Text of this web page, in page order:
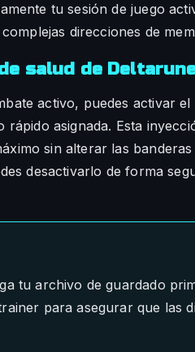
tu sesión de juego
direcciones de
salud de
activo, puedes activar
rápido asignada. Esta
sin alterar las
desactivarlo de forma
tu archivo de guardado
para asegurar que las